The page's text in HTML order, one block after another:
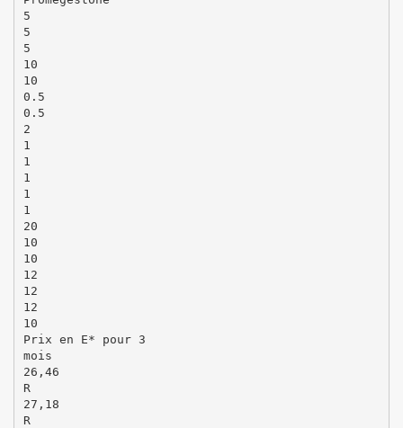
5
5
5
10
10
0.5
0.5
2
1
1
1
1
1
20
10
10
12
12
12
10
Prix en E* pour 3
mois
26,46
R
27,18
R